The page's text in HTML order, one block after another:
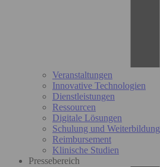
Veranstaltungen
Innovative Technologien
Dienstleistungen
Ressourcen
Digitale Lösungen
Schulung und Weiterbildung
Reimbursement
Klinische Studien
Pressebereich